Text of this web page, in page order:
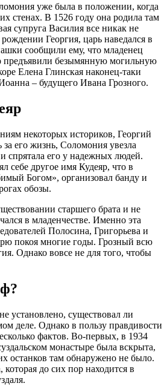
уже была в положении, когда
стенах. В 1526 году она родила там
супруга Василия все никак не
Георгия, царь наведался в
сообщили ему, что младенец
предъявили безымянную могильную
Елена Глинская наконец-таки
– будущего Ивана Грозного.
некоторых историков, Георгий
за его жизнь, Соломония увезла
спрятала его у надежных людей.
себе другое имя Кудеяр, что в
Богом», организовал банду и
обозы.
старшего брата и не
в младенчестве. Именно эта
Полосина, Григорьева и
покоя многие годы. Грозный всю
Однако вовсе не для того, чтобы
установлено, существовал ли
деле. Однако в пользу правдивости
фактов. Во-первых, в 1934
монастыре была вскрыта,
останков там обнаружено не было.
которая до сих пор находится в